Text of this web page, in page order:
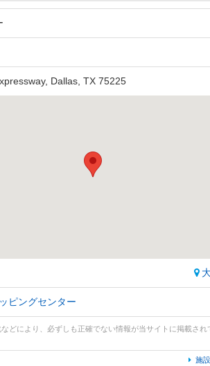
Dallas, TX 75225
ピングセンター
どにより、必ずしも正確でない情報が当サイトに掲載され
施